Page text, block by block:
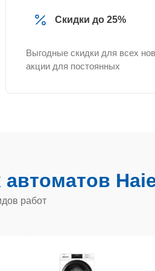
Скидки до 25%
Выгодные скидки для всех
акции для постоянных
работ